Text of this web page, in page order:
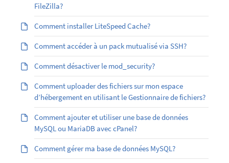
FileZilla?
Comment installer LiteSpeed Cache?
Comment accéder à un pack mutualisé via SSH?
Comment désactiver le mod_security?
Comment uploader des fichiers sur mon espace
d’hébergement en utilisant le Gestionnaire de fichiers?
Comment ajouter et utiliser une base de données
MySQL ou MariaDB avec cPanel?
Comment gérer ma base de données MySQL?